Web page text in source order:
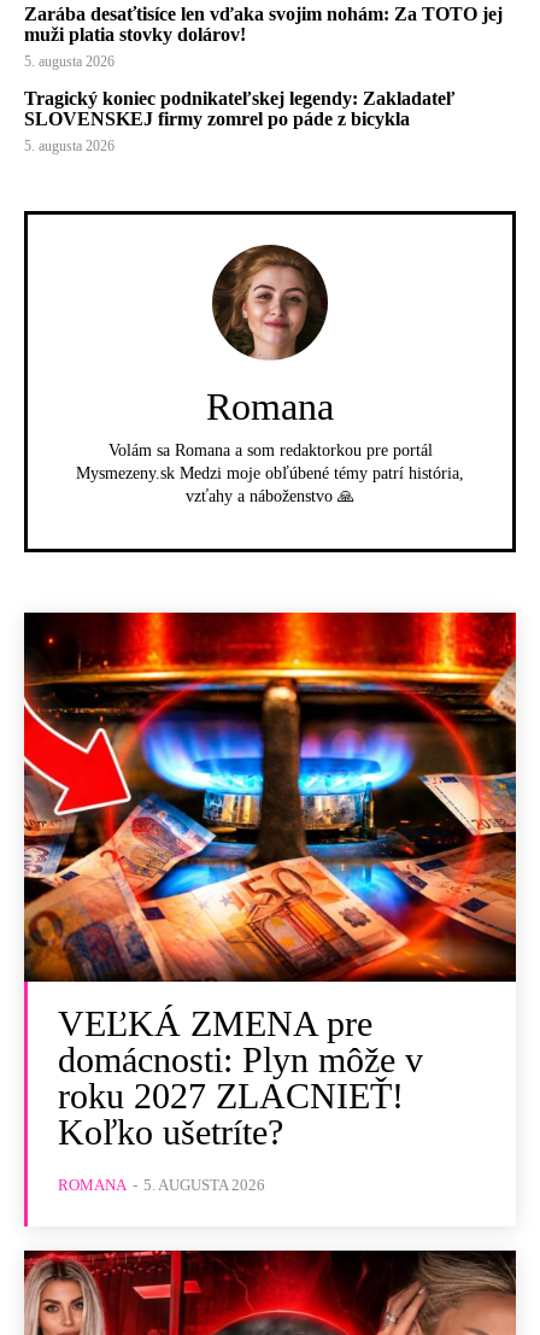
Zarába desaťtisíce len vďaka svojim nohám: Za TOTO jej
muži platia stovky dolárov!
5. augusta 2026
Tragický koniec podnikateľskej legendy: Zakladateľ
SLOVENSKEJ firmy zomrel po páde z bicykla
5. augusta 2026
Romana
Volám sa Romana a som redaktorkou pre portál
Mysmezeny.sk Medzi moje obľúbené témy patrí história,
vzťahy a náboženstvo 🙏
VEĽKÁ ZMENA pre
domácnosti: Plyn môže v
roku 2027 ZLACNIEŤ!
Koľko ušetríte?
ROMANA - 5. AUGUSTA 2026